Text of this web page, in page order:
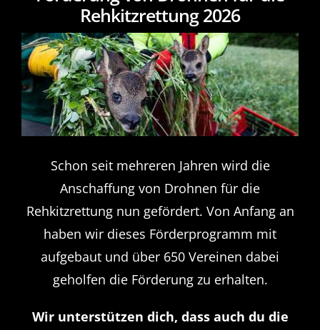
Einsatzgebiete
Karriere
News
Rehkitzrettung 2026
Schon seit mehreren Jahren wird die
Anschaffung von Drohnen für die
Rehkitzrettung nun gefördert. Von Anfang an
haben wir dieses Förderprogramm mit
aufgebaut und über 650 Vereinen dabei
geholfen die Förderung zu erhalten.
Wir unterstützen dich, dass auch du die